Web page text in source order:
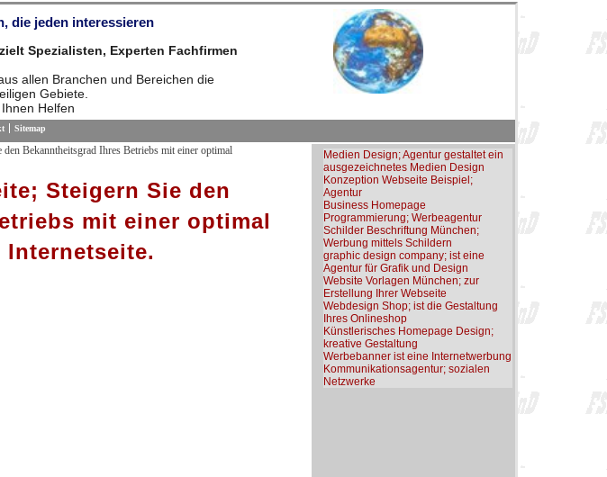
die jeden interessieren
Spezialisten, Experten Fachfirmen
allen Branchen und Bereichen die
Gebiete.
Helfen
Sitemap
den Bekanntheitsgrad Ihres Betriebs mit einer optimal
Steigern Sie den
mit einer optimal
Internetseite.
Medien Design; Agentur gestaltet ein
ausgezeichnetes Medien Design
Konzeption Webseite Beispiel;
Agentur
Business Homepage
Programmierung; Werbeagentur
Schilder Beschriftung München;
Werbung mittels Schildern
graphic design company; ist eine
Agentur für Grafik und Design
Website Vorlagen München; zur
Erstellung Ihrer Webseite
Webdesign Shop; ist die Gestaltung
Ihres Onlineshop
Künstlerisches Homepage Design;
kreative Gestaltung
Werbebanner ist eine Internetwerbung
Kommunikationsagentur; sozialen
Netzwerke